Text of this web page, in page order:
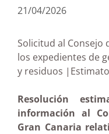
21/04/2026
Solicitud al Consejo
los expedientes de
y residuos
Resolución
información al
Gran Canaria